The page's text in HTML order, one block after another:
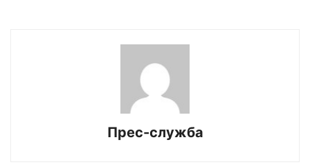
Прес-служба